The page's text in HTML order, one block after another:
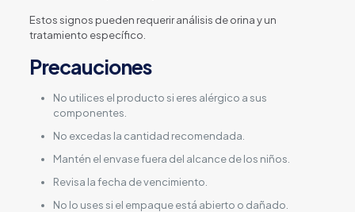
Estos signos pueden requerir análisis de orina y un
tratamiento específico.
Precauciones
No utilices el producto si eres alérgico a sus
componentes.
No excedas la cantidad recomendada.
Mantén el envase fuera del alcance de los niños.
Revisa la fecha de vencimiento.
No lo uses si el empaque está abierto o dañado.